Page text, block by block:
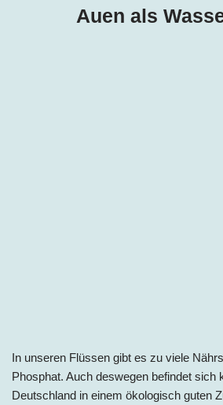
Auen als
In unseren Flüssen gibt es zu viele
Phosphat. Auch deswegen befindet sich
Deutschland in einem ökologisch guten